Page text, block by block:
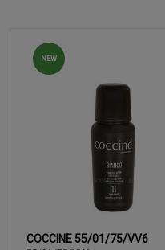
NEW
COCCINE 55/01/75/VV6